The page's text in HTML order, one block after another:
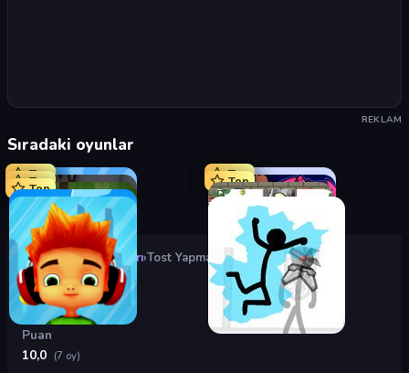
REKLAM
Sıradaki oyunlar
Top Top
Top Top
Top
Oyunlar›Friv Oyunları›Tost Yapma
Tost Yapma
Puan
10,0 (7 oy)